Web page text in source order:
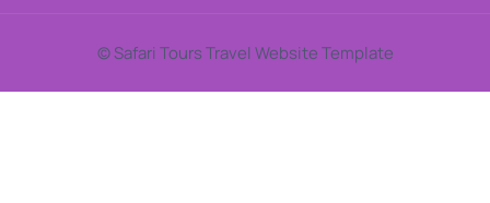
© Safari Tours Travel Website Template